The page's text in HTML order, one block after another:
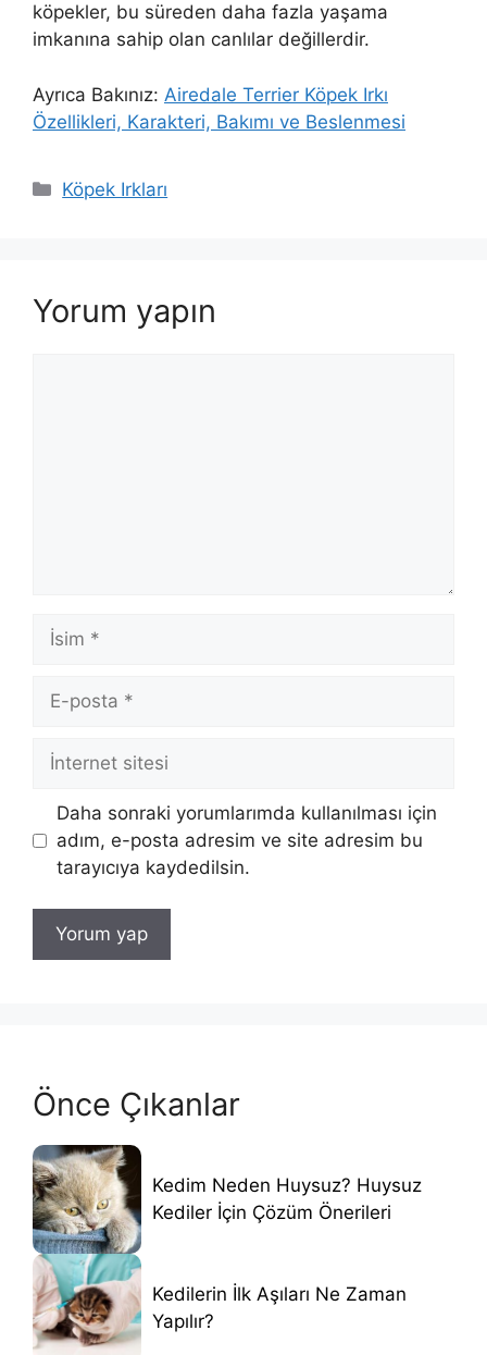
köpekler, bu süreden daha fazla yaşama
imkanına sahip olan canlılar değillerdir.
Ayrıca Bakınız: Airedale Terrier Köpek Irkı
Özellikleri, Karakteri, Bakımı ve Beslenmesi
Kategoriler
Köpek Irkları
Yorum yapın
İsim
posta
İnternet
sitesi
Daha sonraki yorumlarımda kullanılması için
adım, e-posta adresim ve site adresim bu
tarayıcıya kaydedilsin.
Önce Çıkanlar
Kedim Neden Huysuz? Huysuz
Kediler İçin Çözüm Önerileri
Kedilerin İlk Aşıları Ne Zaman
Yapılır?